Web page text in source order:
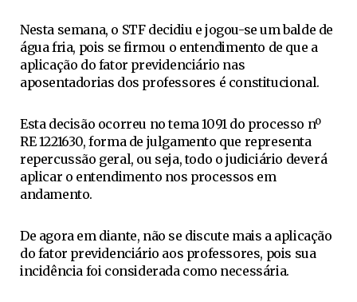
Nesta semana, o STF decidiu e jogou-se um balde de
água fria, pois se firmou o entendimento de que a
aplicação do fator previdenciário nas
aposentadorias dos professores é constitucional.
Esta decisão ocorreu no tema 1091 do processo nº
RE 1221630, forma de julgamento que representa
repercussão geral, ou seja, todo o judiciário deverá
aplicar o entendimento nos processos em
andamento.
De agora em diante, não se discute mais a aplicação
do fator previdenciário aos professores, pois sua
incidência foi considerada como necessária.